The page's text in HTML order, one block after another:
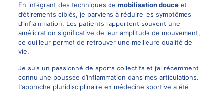
En intégrant des techniques de mobilisation douceet
d’étirements ciblés, je parviens à réduire les symptômes
d’inflammation. Les patients rapportent souvent une
amélioration significative de leur amplitude de mouvement,
ce qui leur permet de retrouver une meilleure qualité de
vie.
Je suis un passionné de sports collectifs et j’ai récemment
connu une poussée d’inflammation dans mes articulations.
L’approche pluridisciplinaire en médecine sportive a été